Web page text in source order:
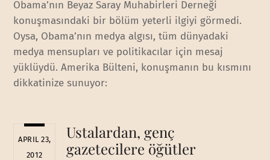
Obama’nın Beyaz Saray Muhabirleri Derneği
konuşmasındaki bir bölüm yeterli ilgiyi görmedi.
Oysa, Obama’nın medya algısı, tüm dünyadaki
medya mensupları ve politikacılar için mesaj
yüklüydü. Amerika Bülteni, konuşmanın bu kısmını
dikkatinize sunuyor:
APRIL 23,
2012
Ustalardan, genç
gazetecilere öğütler